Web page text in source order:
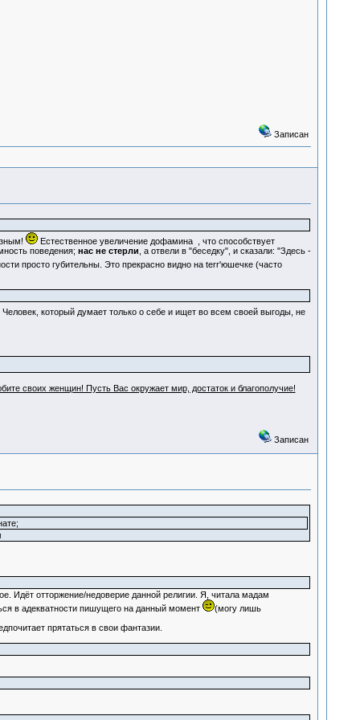
Записан
Естественное увеличение дофамина
, что способствует
поведения; нас не стерли , а отвели в "беседку", и сказали: "Здесь -
просто губительны. Это прекрасно видно на terr'юшечке (часто
который думает только о себе и ищет во всем своей выгоды, не
своих женщин! Пусть Вас окружает мир, достаток и благополучие!
Записан
Идёт отторжение/недоверие данной религии. Я, читала мадам
в адекватности пишущего на данный момент
(могу лишь
прятаться в свои фантазии.